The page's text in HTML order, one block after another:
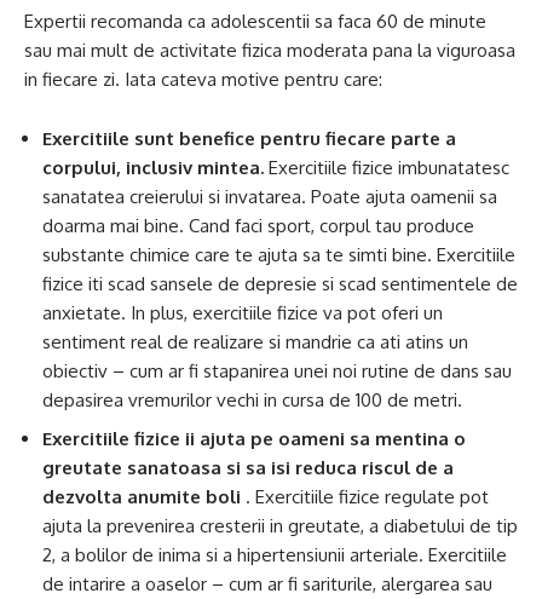
Expertii recomanda ca adolescentii sa faca 60 de minute
sau mai mult de activitate fizica moderata pana la viguroasa
in fiecare zi. Iata cateva motive pentru care:
Exercitiile sunt benefice pentru fiecare parte a
corpului, inclusiv mintea. Exercitiile fizice imbunatatesc
sanatatea creierului si invatarea. Poate ajuta oamenii sa
doarma mai bine. Cand faci sport, corpul tau produce
substante chimice care te ajuta sa te simti bine. Exercitiile
fizice iti scad sansele de depresie si scad sentimentele de
anxietate. In plus, exercitiile fizice va pot oferi un
sentiment real de realizare si mandrie ca ati atins un
obiectiv – cum ar fi stapanirea unei noi rutine de dans sau
depasirea vremurilor vechi in cursa de 100 de metri.
Exercitiile fizice ii ajuta pe oameni sa mentina o
greutate sanatoasa si sa isi reduca riscul de a
dezvolta anumite boli . Exercitiile fizice regulate pot
ajuta la prevenirea cresterii in greutate, a diabetului de tip
2, a bolilor de inima si a hipertensiunii arteriale. Exercitiile
de intarire a oaselor – cum ar fi sariturile, alergarea sau